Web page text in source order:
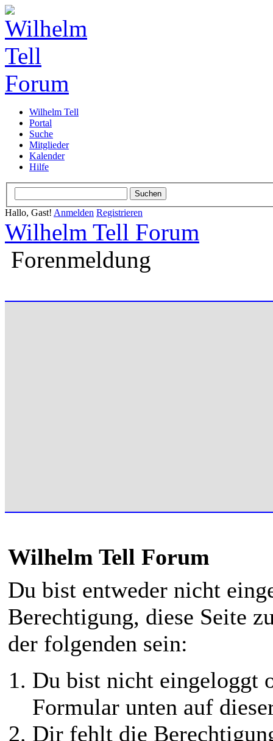
Wilhelm Tell
Portal
Suche
Mitglieder
Kalender
Hilfe
Hallo, Gast! Anmelden Registrieren
Wilhelm Tell Forum
Forenmeldung
Wilhelm Tell Forum
Du bist entweder nicht
Berechtigung, diese Seite
der folgenden sein:
Du bist nicht eingeloggt
Formular unten auf
Dir fehlt die